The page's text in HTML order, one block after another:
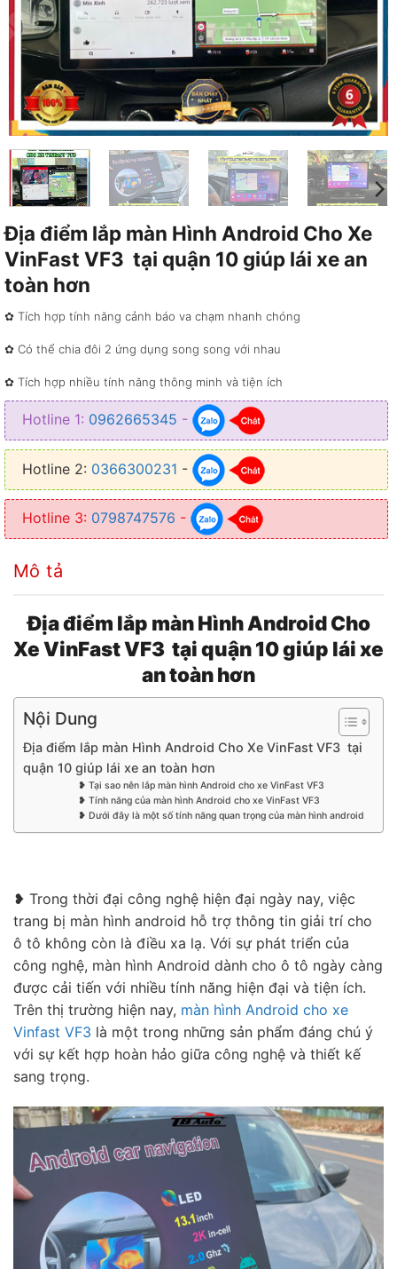
Địa điểm lắp màn Hình Android Cho Xe
VinFast VF3 tại quận 10 giúp lái xe an
toàn hơn
✿ Tích hợp tính năng cảnh báo va chạm nhanh chóng
✿ Có thể chia đôi 2 ứng dụng song song với nhau
✿ Tích hợp nhiều tính năng thông minh và tiện ích
Hotline 1: 0962665345 -
Hotline 2: 0366300231 -
Hotline 3: 0798747576 -
Mô tả
Địa điểm lắp màn Hình Android Cho
Xe VinFast VF3 tại quận 10 giúp lái xe
an toàn hơn
Nội Dung
Địa điểm lắp màn Hình Android Cho Xe VinFast VF3 tại
quận 10 giúp lái xe an toàn hơn
❥ Tại sao nên lắp màn hình Android cho xe VinFast VF3
❥ Tính năng của màn hình Android cho xe VinFast VF3
❥ Dưới đây là một số tính năng quan trọng của màn hình android
❥ Trong thời đại công nghệ hiện đại ngày nay, việc
trang bị màn hình android hỗ trợ thông tin giải trí cho
ô tô không còn là điều xa lạ. Với sự phát triển của
công nghệ, màn hình Android dành cho ô tô ngày càng
được cải tiến với nhiều tính năng hiện đại và tiện ích.
Trên thị trường hiện nay, màn hình Android cho xe
Vinfast VF3 là một trong những sản phẩm đáng chú ý
với sự kết hợp hoàn hảo giữa công nghệ và thiết kế
sang trọng.